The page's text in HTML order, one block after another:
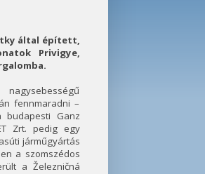
által épített,
Privigye,
fennmaradni –
budapesti Ganz
Zrt. pedig egy
járműgyártás
a szomszédos
a Železničná